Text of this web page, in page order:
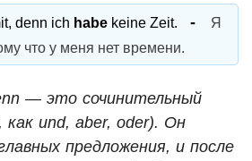
denn ich habe keine Zeit.
Я
что у меня нет времени.
— это сочинительный
как und, aber, oder). Он
предложения, и после